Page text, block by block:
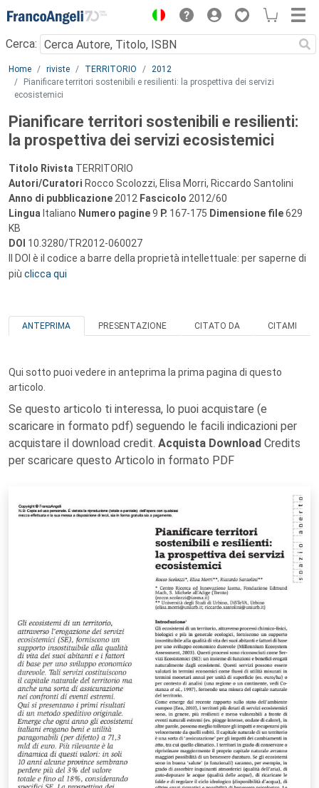
Menu
Cerca:
Main content
Home riviste TERRITORIO
2012
Pianificare territori sostenibili e resilienti: la prospettiva dei servizi
ecosistemici
Pianificare territori sostenibili e resilienti:
la prospettiva dei servizi ecosistemici
Titolo Rivista TERRITORIO
Autori/Curatori Rocco Scolozzi, Elisa Morri, Riccardo Santolini
Anno di pubblicazione 2012 Fascicolo 2012/60
Lingua Italiano Numero pagine9 P. 167-175 Dimensione file629
KB
DOI 10.3280/TR2012-060027
Il DOI è il codice a barre della proprietà intellettuale: per saperne di
più clicca qui
ANTEPRIMA PRESENTAZIONE CITATO DA CITAMI
Qui sotto puoi vedere in anteprima la prima pagina di questo
articolo.
Se questo articolo ti interessa, lo puoi acquistare (e
scaricare in formato pdf) seguendo le facili indicazioni per
acquistare il download credit. Acquista Download Credits
per scaricare questo Articolo in formato PDF